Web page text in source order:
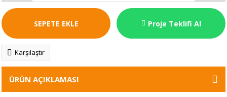
SEPETE EKLE Proje Teklifi Al
Karşılaştır
ÜRÜN AÇIKLAMASI